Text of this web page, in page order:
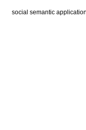
social semantic